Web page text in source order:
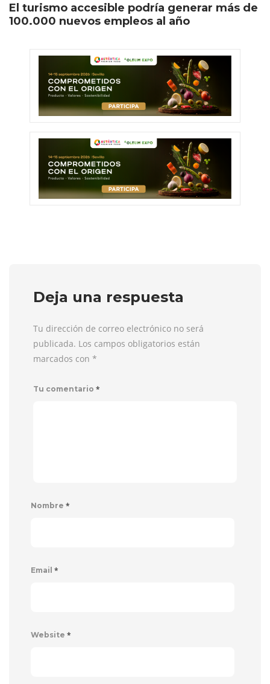
El turismo accesible podría generar más de
100.000 nuevos empleos al año
Deja una respuesta
Tu dirección de correo electrónico no será
publicada. Los campos obligatorios están
marcados con *
Tu comentario *
Nombre *
Email *
Website *